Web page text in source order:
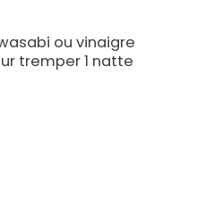
ou vinaigre
tremper 1 natte